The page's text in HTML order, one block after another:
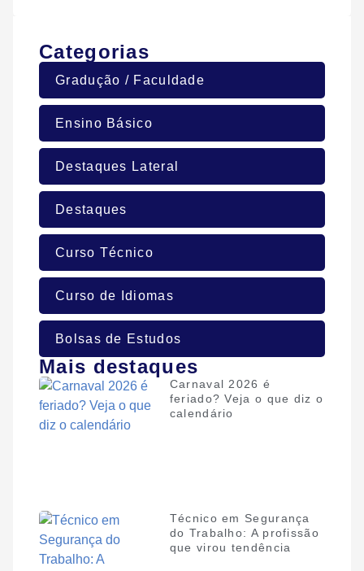
Categorias
Gradução / Faculdade
Ensino Básico
Destaques Lateral
Destaques
Curso Técnico
Curso de Idiomas
Bolsas de Estudos
Mais destaques
Carnaval 2026 é
feriado? Veja o que diz o
calendário
Técnico em Segurança
do Trabalho: A profissão
que virou tendência